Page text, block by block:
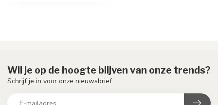
Wil je op de hoogte blijven van onze trends?
Schrijf je in voor onze nieuwsbrief